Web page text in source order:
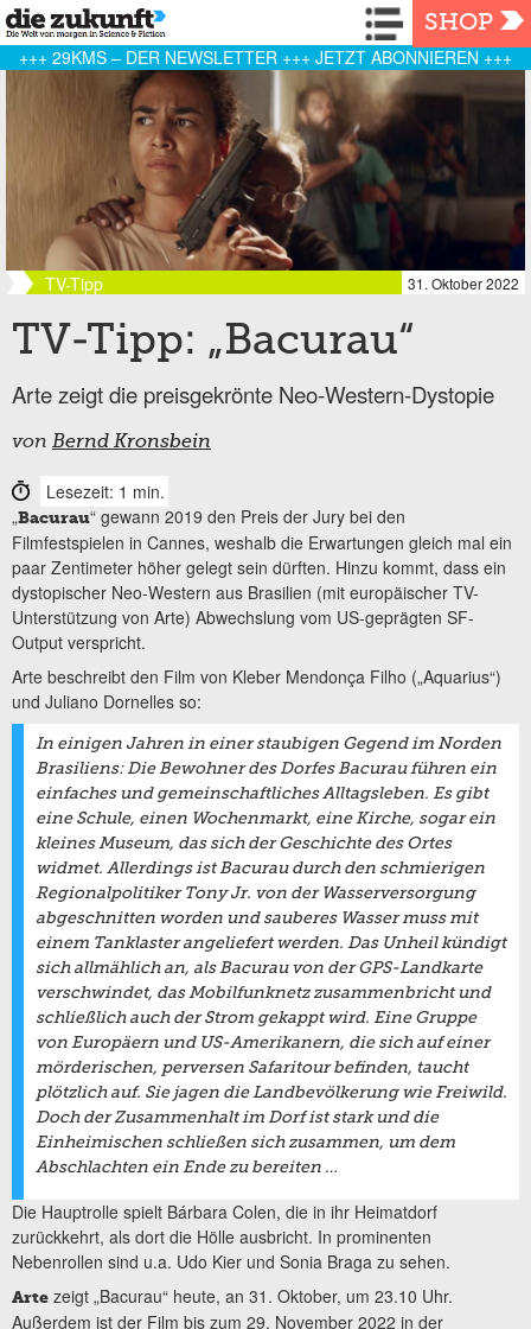
Navigation
SHOP
+++ 29KMS – DER NEWSLETTER +++ JETZT ABONNIEREN +++
TV-Tipp 31. Oktober 2022
TV-Tipp: „Bacurau“
Arte zeigt die preisgekrönte Neo-Western-Dystopie
von Bernd Kronsbein
Lesezeit: 1 min.
„Bacurau“ gewann 2019 den Preis der Jury bei den
Filmfestspielen in Cannes, weshalb die Erwartungen gleich mal ein
paar Zentimeter höher gelegt sein dürften. Hinzu kommt, dass ein
dystopischer Neo-Western aus Brasilien (mit europäischer TV-
Unterstützung von Arte) Abwechslung vom US-geprägten SF-
Output verspricht.
Arte beschreibt den Film von Kleber Mendonça Filho („Aquarius“)
und Juliano Dornelles so:
In einigen Jahren in einer staubigen Gegend im Norden
Brasiliens: Die Bewohner des Dorfes Bacurau führen ein
einfaches und gemeinschaftliches Alltagsleben. Es gibt
eine Schule, einen Wochenmarkt, eine Kirche, sogar ein
kleines Museum, das sich der Geschichte des Ortes
widmet. Allerdings ist Bacurau durch den schmierigen
Regionalpolitiker Tony Jr. von der Wasserversorgung
abgeschnitten worden und sauberes Wasser muss mit
einem Tanklaster angeliefert werden. Das Unheil kündigt
sich allmählich an, als Bacurau von der GPS-Landkarte
verschwindet, das Mobilfunknetz zusammenbricht und
schließlich auch der Strom gekappt wird. Eine Gruppe
von Europäern und US-Amerikanern, die sich auf einer
mörderischen, perversen Safaritour befinden, taucht
plötzlich auf. Sie jagen die Landbevölkerung wie Freiwild.
Doch der Zusammenhalt im Dorf ist stark und die
Einheimischen schließen sich zusammen, um dem
Abschlachten ein Ende zu bereiten …
Die Hauptrolle spielt Bárbara Colen, die in ihr Heimatdorf
zurückkehrt, als dort die Hölle ausbricht. In prominenten
Nebenrollen sind u.a. Udo Kier und Sonia Braga zu sehen.
Arte zeigt „Bacurau“ heute, an 31. Oktober, um 23.10 Uhr.
Außerdem ist der Film bis zum 29. November 2022 in der